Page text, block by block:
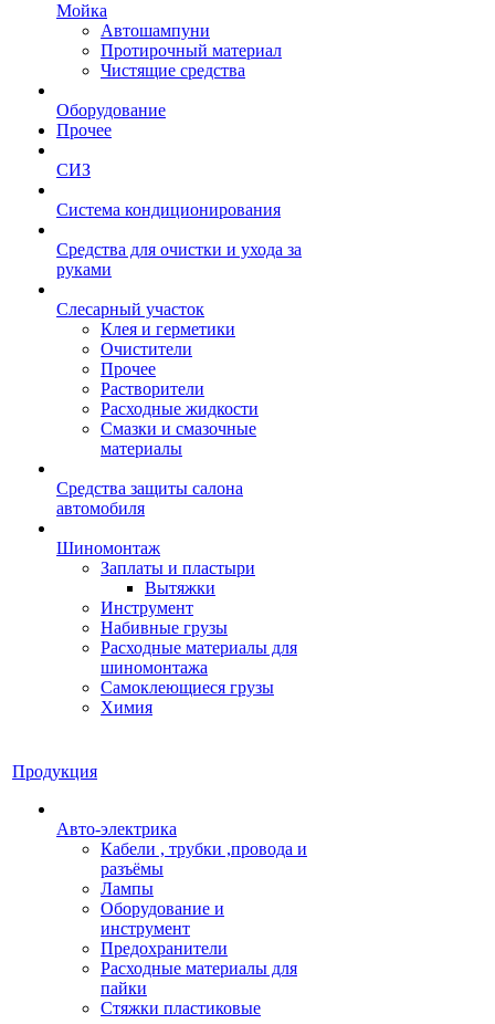
Мойка
Автошампуни
Протирочный материал
Чистящие средства
Оборудование
Прочее
СИЗ
Система кондиционирования
Средства для очистки и ухода за
руками
Слесарный участок
Клея и герметики
Очистители
Прочее
Растворители
Расходные жидкости
Смазки и смазочные
материалы
Средства защиты салона
автомобиля
Шиномонтаж
Заплаты и пластыри
Вытяжки
Инструмент
Набивные грузы
Расходные материалы для
шиномонтажа
Самоклеющиеся грузы
Химия
Продукция
Авто-электрика
Кабели , трубки ,провода и
разъёмы
Лампы
Оборудование и
инструмент
Предохранители
Расходные материалы для
пайки
Стяжки пластиковые